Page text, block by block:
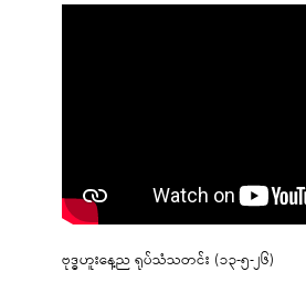
ဗုဒ္ဓဟူးနေ့ည ရုပ်သံသတင်း (၁၃-၅-၂၆)